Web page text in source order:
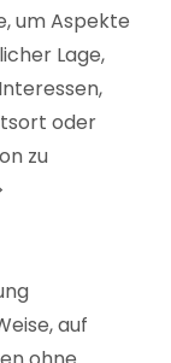
um Aspekte
Lage,
oder
zu
auf